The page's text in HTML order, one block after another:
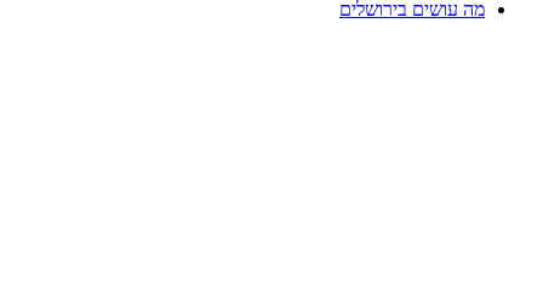
מה עושים בירושלים